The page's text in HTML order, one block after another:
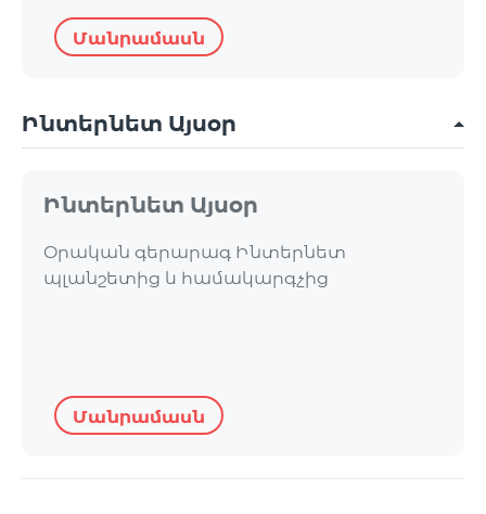
Մանրամասն
Ինտերնետ Այսօր
Ինտերնետ Այսօր
Օրական գերարագ Ինտերնետ
պլանշետից և համակարգչից
Մանրամասն